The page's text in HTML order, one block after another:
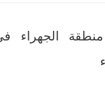
الجهراء